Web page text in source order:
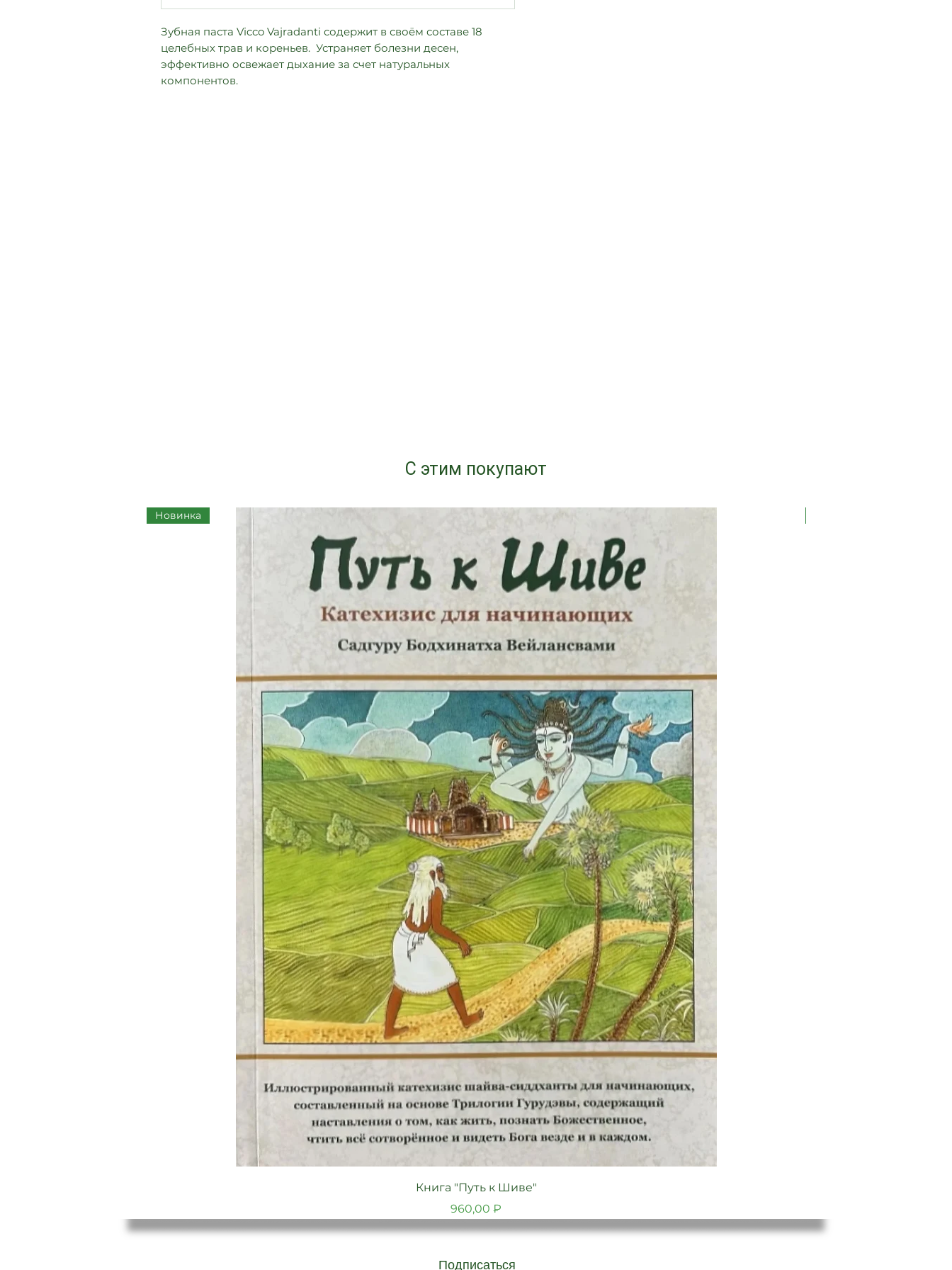
Зубная паста Vicco Vajradanti содержит в своём составе 18
целебных трав и кореньев. Устраняет болезни десен,
эффективно освежает дыхание за счет натуральных
компонентов.
С этим покупают
Быстрый просмотр
Новинка
Книга "Путь к Шиве"
Цена
960,00 ₽
Подписаться